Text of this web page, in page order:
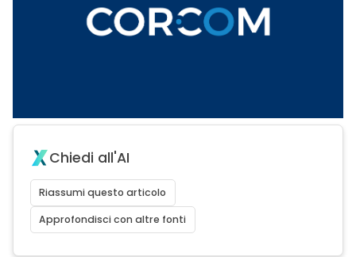
Chiedi all'AI
Riassumi questo articolo
Approfondisci con altre fonti